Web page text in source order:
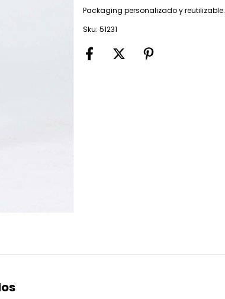
Packaging personalizado y reutilizable.
Sku: 51231